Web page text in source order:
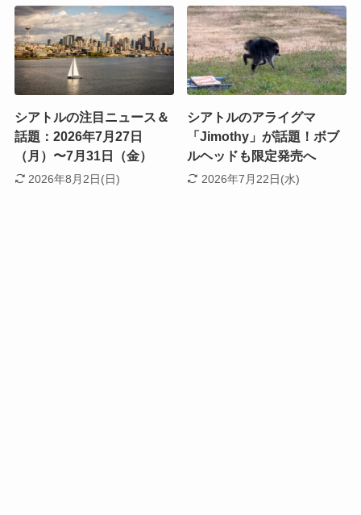
シアトルの注目ニュース＆
話題：2026年7月27日
（月）〜7月31日（金）
2026年8月2日(日)
シアトルのアライグマ
「Jimothy」が話題！ボブ
ルヘッドも限定発売へ
2026年7月22日(水)